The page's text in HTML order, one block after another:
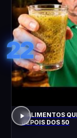
22
3 ALIMENTOS
DEPOIS DOS 50